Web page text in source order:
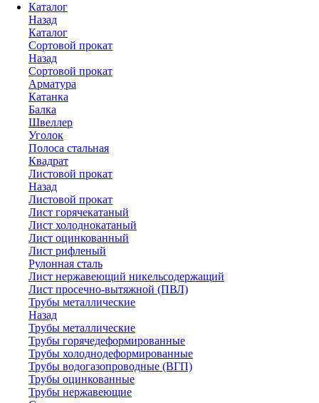
Каталог
Назад
Каталог
Сортовой прокат
Назад
Сортовой прокат
Арматура
Катанка
Балка
Швеллер
Уголок
Полоса стальная
Квадрат
Листовой прокат
Назад
Листовой прокат
Лист горячекатаный
Лист холоднокатаный
Лист оцинкованный
Лист рифленый
Рулонная сталь
Лист нержавеющий никельсодержащий
Лист просечно-вытяжной (ПВЛ)
Трубы металлические
Назад
Трубы металлические
Трубы горячедеформированные
Трубы холоднодеформированные
Трубы водогазопроводные (ВГП)
Трубы оцинкованные
Трубы нержавеющие